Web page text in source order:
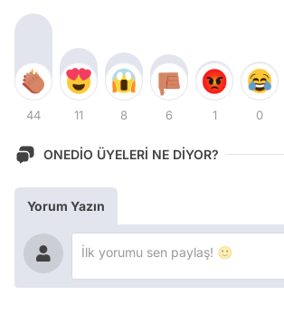
44 11 8 6 1 0
ONEDİO ÜYELERİ NE DİYOR?
Yorum Yazın